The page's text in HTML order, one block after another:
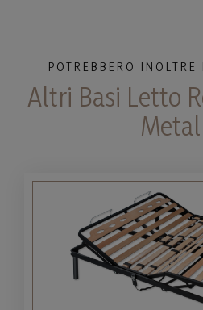
POTREBBERO
Altri Basi Letto